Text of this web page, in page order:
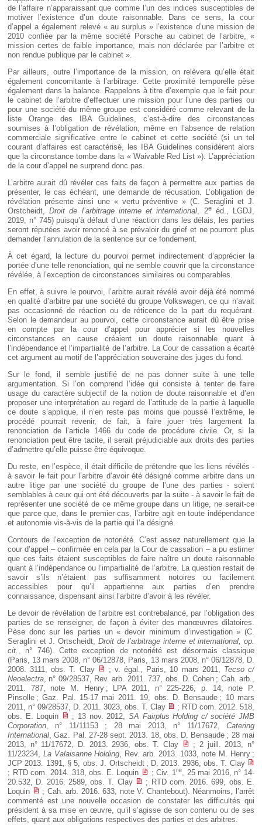
de l’affaire n’apparaissant que comme l’un des indices susceptibles de
motiver l’existence d’un doute raisonnable. Dans ce sens, la cour
d’appel a également relevé « au surplus » l’existence d’une mission de
2010 confiée par la même société Porsche au cabinet de l’arbitre, «
mission certes de faible importance, mais non déclarée par l’arbitre et
non rendue publique par le cabinet ».
Par ailleurs, outre l’importance de la mission, on relèvera qu’elle était
également concomitante à l’arbitrage. Cette proximité temporelle pèse
également dans la balance. Rappelons à titre d’exemple que le fait pour
le cabinet de l’arbitre d’effectuer une mission pour l’une des parties ou
pour une société du même groupe est considéré comme relevant de la
liste Orange des IBA Guidelines, c’est-à-dire des circonstances
soumises à l’obligation de révélation, même en l’absence de relation
commerciale significative entre le cabinet et cette société (si un tel
courant d’affaires est caractérisé, les IBA Guidelines considèrent alors
que la circonstance tombe dans la « Waivable Red List »). L’appréciation
de la cour d’appel ne surprend donc pas.
L’arbitre aurait dû révéler ces faits de façon à permettre aux parties de
présenter, le cas échéant, une demande de récusation. L’obligation de
révélation présente ainsi une « vertu préventive » (C. Seraglini et J.
Orstcheidt,Droit de l’arbitrage interne et international, 2eéd., LGDJ,
2019, n° 745) puisqu’à défaut d’une réaction dans les délais, les parties
seront réputées avoir renoncé à se prévaloir du grief et ne pourront plus
demander l’annulation de la sentence sur ce fondement.
À cet égard, la lecture du pourvoi permet indirectement d’apprécier la
portée d’une telle renonciation, qui ne semble couvrir que la circonstance
révélée, à l’exception de circonstances similaires ou comparables.
En effet, à suivre le pourvoi, l’arbitre aurait révélé avoir déjà été nommé
en qualité d’arbitre par une société du groupe Volkswagen, ce qui n’avait
pas occasionné de réaction ou de réticence de la part du requérant.
Selon le demandeur au pourvoi, cette circonstance aurait dû être prise
en compte par la cour d’appel pour apprécier si les nouvelles
circonstances en cause créaient un doute raisonnable quant à
l’indépendance et l’impartialité de l’arbitre. La Cour de cassation a écarté
cet argument au motif de l’appréciation souveraine des juges du fond.
Sur le fond, il semble justifié de ne pas donner suite à une telle
argumentation. Si l’on comprend l’idée qui consiste à tenter de faire
usage du caractère subjectif de la notion de doute raisonnable et d’en
proposer une interprétation au regard de l’attitude de la partie à laquelle
ce doute s’applique, il n’en reste pas moins que poussé l’extrême, le
procédé pourrait revenir, de fait, à faire jouer très largement la
renonciation de l’article 1466 du code de procédure civile. Or, si la
renonciation peut être tacite, il serait préjudiciable aux droits des parties
d’admettre qu’elle puisse être équivoque.
Du reste, en l’espèce, il était difficile de prétendre que les liens révélés -
à savoir le fait pour l’arbitre d’avoir été désigné comme arbitre dans un
autre litige par une société du groupe de l’une des parties - soient
semblables à ceux qui ont été découverts par la suite - à savoir le fait de
représenter une société de ce même groupe dans un litige, ne serait-ce
que parce que, dans le premier cas, l’arbitre agit en toute indépendance
et autonomie vis-à-vis de la partie qui l’a désigné.
Contours de l’exception de notoriété. C’est assez naturellement que la
cour d’appel – confirmée en cela par la Cour de cassation – a pu estimer
que ces faits étaient susceptibles de faire naître un doute raisonnable
quant à l’indépendance ou l’impartialité de l’arbitre. La question restait de
savoir s’ils n’étaient pas suffisamment notoires ou facilement
accessibles pour qu’il appartienne aux parties d’en prendre
connaissance, dispensant ainsi l’arbitre d’avoir à les révéler.
Le devoir de révélation de l’arbitre est contrebalancé, par l’obligation des
parties de se renseigner, de façon à éviter des manœuvres dilatoires.
Pèse donc sur les parties un « devoir minimum d’investigation » (C.
Seraglini et J. Ortscheidt, Droit de l’arbitrage interne et international, op.
cit. , n° 746). Cette exception de notoriété est désormais classique
(Paris, 13 mars 2008, n° 06/12878, Paris, 13 mars 2008, n° 06/12878, D.
2008. 3111, obs. T. Clay
; v. égal., Paris, 10 mars 2011, Tecso c/
Neoelectra, n° 09/28537, Rev. arb. 2011. 737, obs. D. Cohen ; Cah. arb.,
2011. 787, note M. Henry ; LPA 2011, n° 225-226, p. 14, note P.
Pinsolle ; Gaz. Pal. 15-17 mai 2011. 19, obs. D. Bensaude ; 10 mars
2011, n° 09/28537, D. 2011. 3023, obs. T. Clay
; RTD com. 2012. 518,
obs. E. Loquin
; 13 nov. 2012, SA Fairplus Holding c/ société JMB
Corporation, n° 11/11153 ; 28 mai 2013, n° 11/17672, Catering
International, Gaz. Pal. 27-28 sept. 2013. 18, obs. D. Bensaude ; 28 mai
2013, n° 11/17672, D. 2013. 2936, obs. T. Clay
; 2 juill. 2013, n°
11/23234, La Valaisanne Holding, Rev. arb. 2013. 1033, note M. Henry ;
JCP 2013. 1391, § 5, obs. J. Ortscheidt ; D. 2013. 2936, obs. T. Clay
; RTD com. 2014. 318, obs. E. Loquin
; Civ. 1re, 25 mai 2016, n° 14-
20.532, D. 2016. 2589, obs. T. Clay
; RTD com. 2016. 699, obs. E.
Loquin
; Cah. arb. 2016. 633, note V. Chantebout). Néanmoins, l’arrêt
commenté est une nouvelle occasion de constater les difficultés qui
président à sa mise en œuvre, qu’il s’agisse de son contenu ou de ses
effets, quant aux obligations respectives des parties et des arbitres.